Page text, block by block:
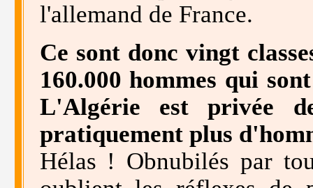
l'allemand de France.
Ce sont donc vingt
160.000 hommes qui
L'Algérie est privée
pratiquement plus
Hélas ! Obnubilés par